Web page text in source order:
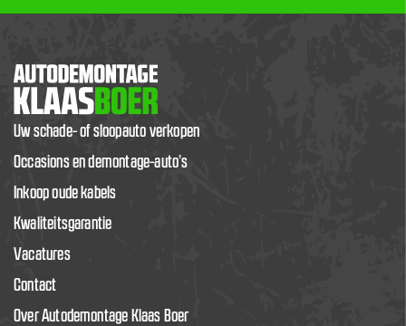
Uw schade- of sloopauto verkopen
Occasions en demontage-auto’s
Inkoop oude kabels
Kwaliteitsgarantie
Vacatures
Contact
Over Autodemontage Klaas Boer